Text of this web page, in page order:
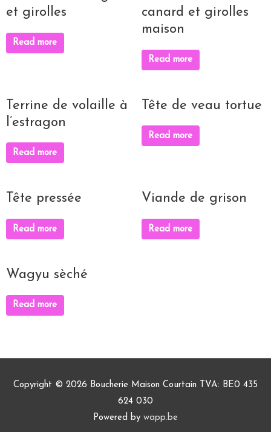
et girolles
Read more
canard et girolles
maison
Read more
Terrine de volaille à
l’estragon
Read more
Tête de veau tortue
Read more
Tête pressée
Read more
Viande de grison
Read more
Wagyu sèché
Read more
Copyright © 2026 Boucherie Maison Courtain TVA: BE0 435
624 030
Powered by wapp.be